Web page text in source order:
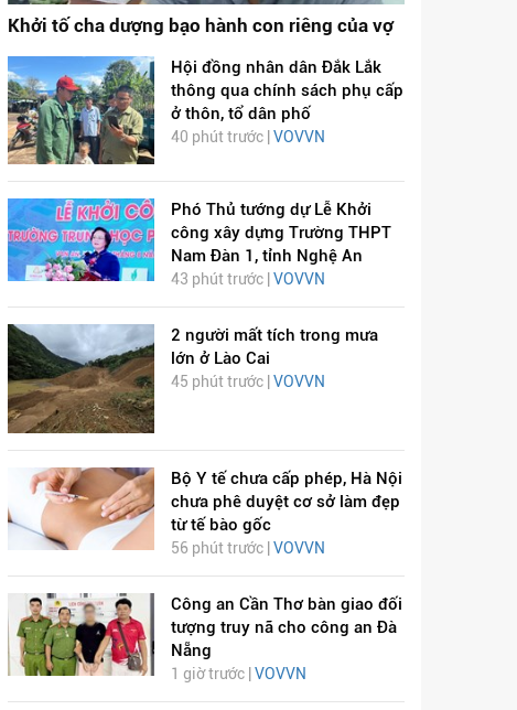
Khởi tố cha dượng bạo hành con riêng của vợ
Hội đồng nhân dân Đắk Lắk
thông qua chính sách phụ cấp
ở thôn, tổ dân phố
40 phút trước |VOVVN
Phó Thủ tướng dự Lễ Khởi
công xây dựng Trường THPT
Nam Đàn 1, tỉnh Nghệ An
43 phút trước | VOVVN
2 người mất tích trong mưa
lớn ở Lào Cai
45 phút trước | VOVVN
Bộ Y tế chưa cấp phép, Hà Nội
chưa phê duyệt cơ sở làm đẹp
từ tế bào gốc
56 phút trước | VOVVN
Công an Cần Thơ bàn giao đối
tượng truy nã cho công an Đà
Nẵng
1 giờ trước | VOVVN